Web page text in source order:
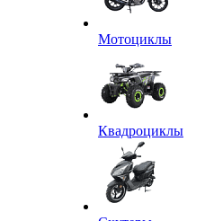
Мотоциклы
Квадроциклы